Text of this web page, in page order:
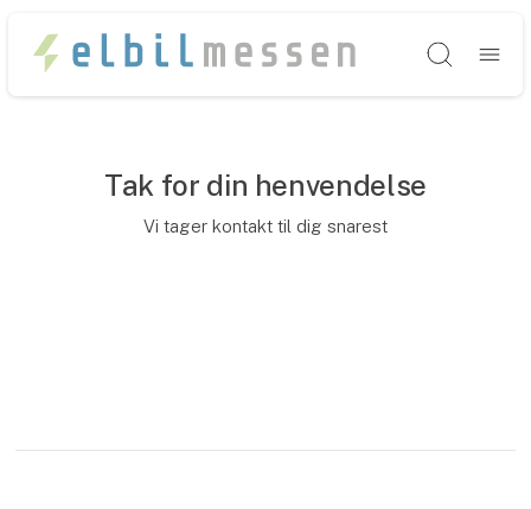
Søg
Tak for din henvendelse
Vi tager kontakt til dig snarest